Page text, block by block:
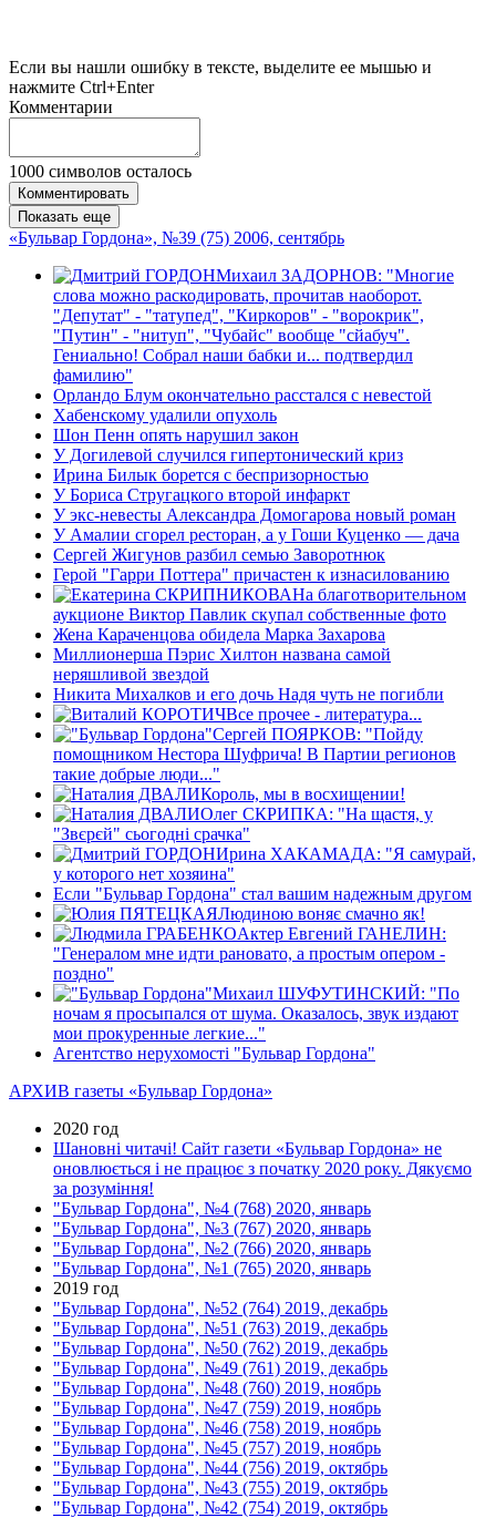
Если вы нашли ошибку в тексте, выделите ее мышью и
нажмите Ctrl+Enter
Комментарии
1000 символов осталось
Комментировать
Показать еще
«Бульвар Гордона», №39 (75) 2006, сентябрь
Михаил ЗАДОРНОВ: "Многие
слова можно раскодировать, прочитав наоборот.
"Депутат" - "татупед", "Киркоров" - "ворокрик",
"Путин" - "нитуп", "Чубайс" вообще "сйабуч".
Гениально! Собрал наши бабки и... подтвердил
фамилию"
Орландо Блум окончательно расстался с невестой
Хабенскому удалили опухоль
Шон Пенн опять нарушил закон
У Догилевой случился гипертонический криз
Ирина Билык борется с беспризорностью
У Бориса Стругацкого второй инфаркт
У экс-невесты Александра Домогарова новый роман
У Амалии сгорел ресторан, а у Гоши Куценко — дача
Сергей Жигунов разбил семью Заворотнюк
Герой "Гарри Поттера" причастен к изнасилованию
На благотворительном
аукционе Виктор Павлик скупал собственные фото
Жена Караченцова обидела Марка Захарова
Миллионерша Пэрис Хилтон названа самой
неряшливой звездой
Никита Михалков и его дочь Надя чуть не погибли
Все прочее - литература...
Сергей ПОЯРКОВ: "Пойду
помощником Нестора Шуфрича! В Партии регионов
такие добрые люди..."
Король, мы в восхищении!
Олег СКРИПКА: "На щастя, у
"Звєрєй" сьогоднi срачка"
Ирина ХАКАМАДА: "Я самурай,
у которого нет хозяина"
Если "Бульвар Гордона" стал вашим надежным другом
Людиною воняє смачно як!
Актер Евгений ГАНЕЛИН:
"Генералом мне идти рановато, а простым опером -
поздно"
Михаил ШУФУТИНСКИЙ: "По
ночам я просыпался от шума. Оказалось, звук издают
мои прокуренные легкие..."
Агентство нерухомості "Бульвар Гордона"
АРХИВ газеты «Бульвар Гордона»
2020 год
Шановні читачі! Сайт газети «Бульвар Гордона» не
оновлюється і не працює з початку 2020 року. Дякуємо
за розуміння!
"Бульвар Гордона", №4 (768) 2020, январь
"Бульвар Гордона", №3 (767) 2020, январь
"Бульвар Гордона", №2 (766) 2020, январь
"Бульвар Гордона", №1 (765) 2020, январь
2019 год
"Бульвар Гордона", №52 (764) 2019, декабрь
"Бульвар Гордона", №51 (763) 2019, декабрь
"Бульвар Гордона", №50 (762) 2019, декабрь
"Бульвар Гордона", №49 (761) 2019, декабрь
"Бульвар Гордона", №48 (760) 2019, ноябрь
"Бульвар Гордона", №47 (759) 2019, ноябрь
"Бульвар Гордона", №46 (758) 2019, ноябрь
"Бульвар Гордона", №45 (757) 2019, ноябрь
"Бульвар Гордона", №44 (756) 2019, октябрь
"Бульвар Гордона", №43 (755) 2019, октябрь
"Бульвар Гордона", №42 (754) 2019, октябрь